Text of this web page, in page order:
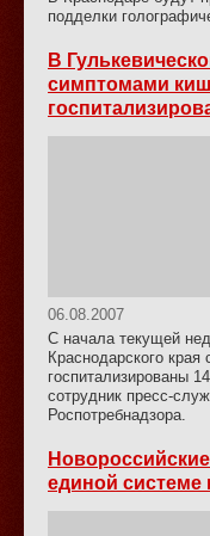
подделки
В
симптомами
06.08.2007
С начала текущей
Краснодарского
госпитализированы
сотрудник пресс-
Роспотребнадзора.
единой системе